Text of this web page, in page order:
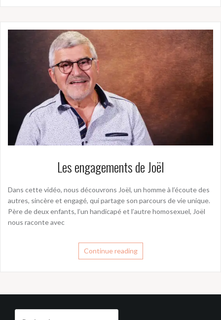
Les engagements de Joël
Dans cette vidéo, nous découvrons Joël, un homme à l’écoute des
autres, sincère et engagé, qui partage son parcours de vie unique.
Père de deux enfants, l’un handicapé et l’autre homosexuel, Joël
nous raconte avec
Continue reading